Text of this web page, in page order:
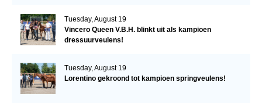
Tuesday, August 19
Vincero Queen V.B.H. blinkt uit als kampioen
dressuurveulens!
Tuesday, August 19
Lorentino gekroond tot kampioen springveulens!